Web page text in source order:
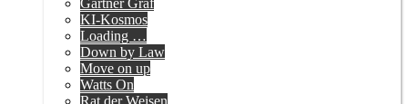
Gärtner Graf
KI-Kosmos
Loading …
Down by Law
Move on up
Watts On
Rat der Weisen